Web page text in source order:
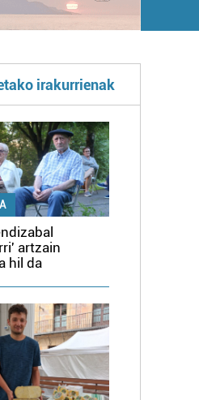
irakurrienak
artzain
hil da